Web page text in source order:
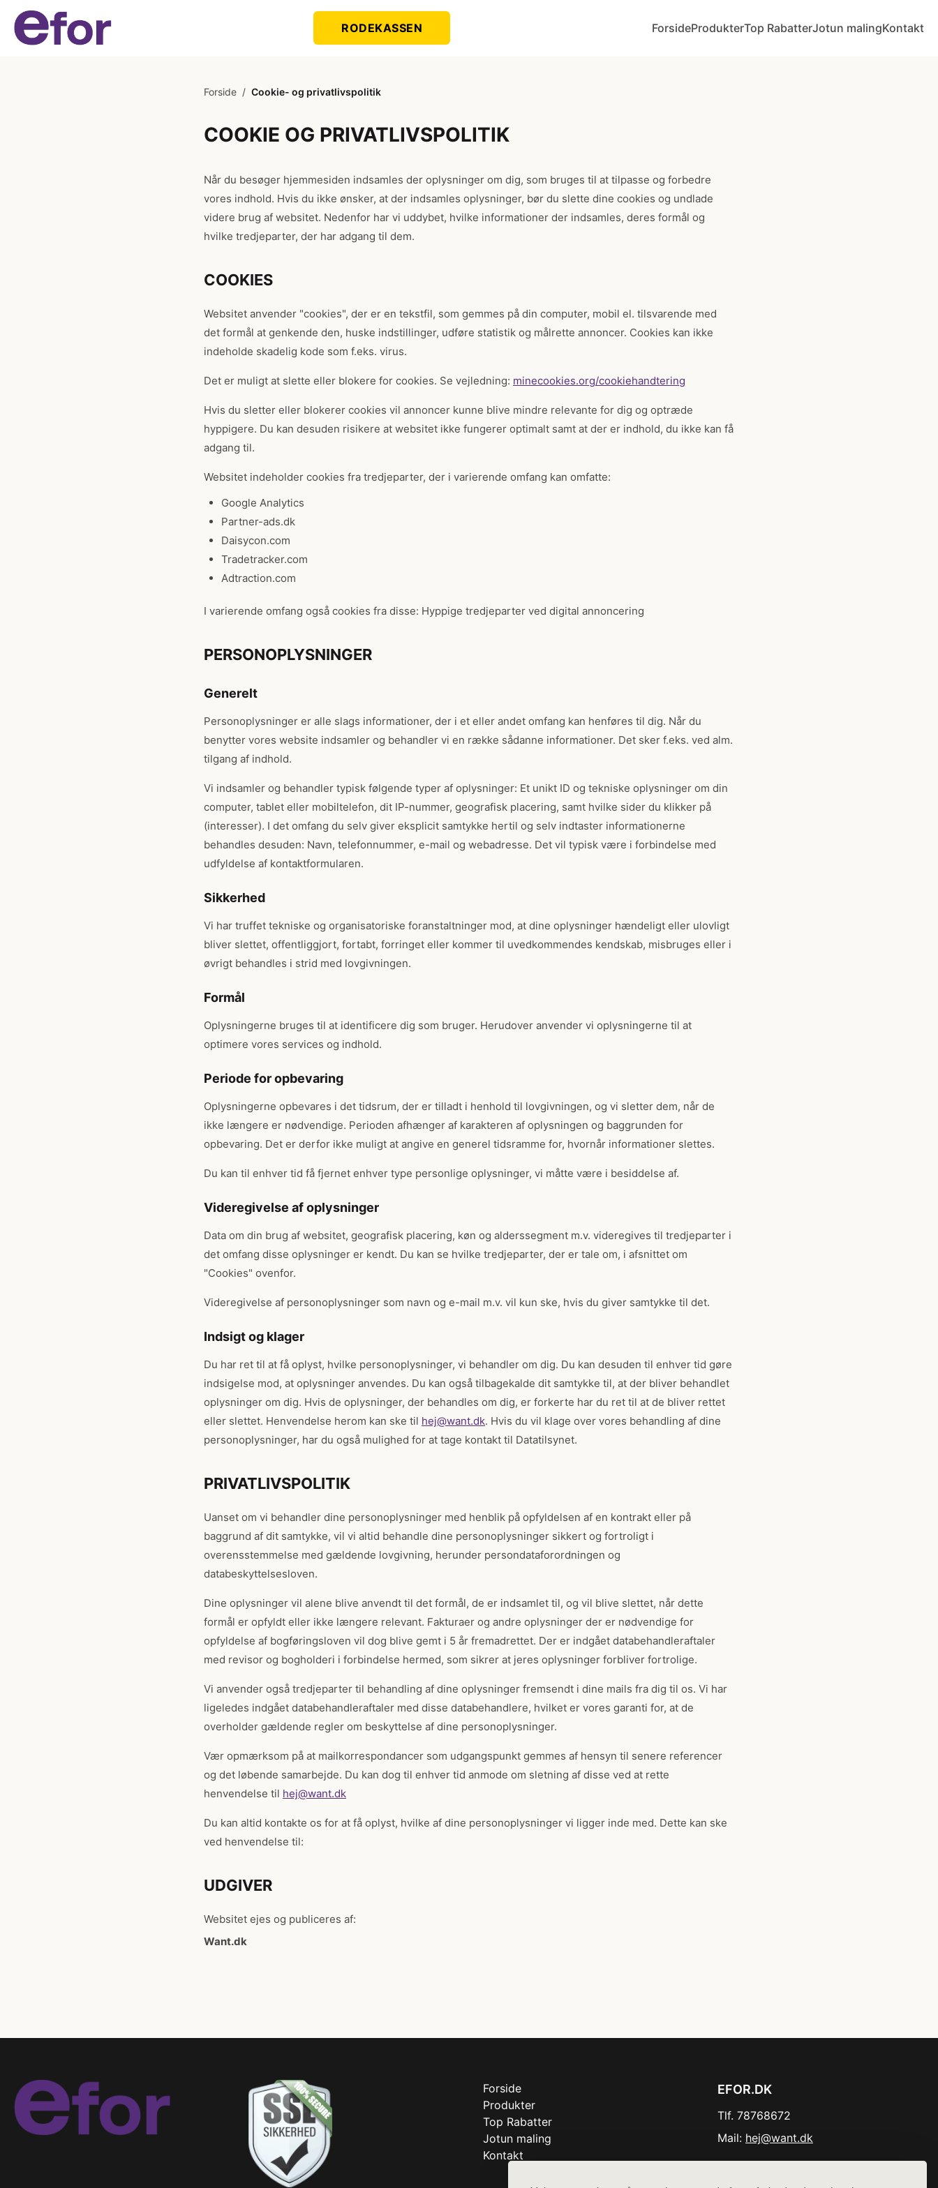
RODEKASSEN ForsideProdukterTop RabatterJotun malingKontakt
Forside / Cookie- og privatlivspolitik
COOKIE OG PRIVATLIVSPOLITIK
Når du besøger hjemmesiden indsamles der oplysninger om dig, som bruges til at tilpasse og forbedre
vores indhold. Hvis du ikke ønsker, at der indsamles oplysninger, bør du slette dine cookies og undlade
videre brug af websitet. Nedenfor har vi uddybet, hvilke informationer der indsamles, deres formål og
hvilke tredjeparter, der har adgang til dem.
COOKIES
Websitet anvender "cookies", der er en tekstfil, som gemmes på din computer, mobil el. tilsvarende med
det formål at genkende den, huske indstillinger, udføre statistik og målrette annoncer. Cookies kan ikke
indeholde skadelig kode som f.eks. virus.
Det er muligt at slette eller blokere for cookies. Se vejledning: minecookies.org/cookiehandtering
Hvis du sletter eller blokerer cookies vil annoncer kunne blive mindre relevante for dig og optræde
hyppigere. Du kan desuden risikere at websitet ikke fungerer optimalt samt at der er indhold, du ikke kan få
adgang til.
Websitet indeholder cookies fra tredjeparter, der i varierende omfang kan omfatte:
Google Analytics
Partner-ads.dk
Daisycon.com
Tradetracker.com
Adtraction.com
I varierende omfang også cookies fra disse: Hyppige tredjeparter ved digital annoncering
PERSONOPLYSNINGER
Generelt
Personoplysninger er alle slags informationer, der i et eller andet omfang kan henføres til dig. Når du
benytter vores website indsamler og behandler vi en række sådanne informationer. Det sker f.eks. ved alm.
tilgang af indhold.
Vi indsamler og behandler typisk følgende typer af oplysninger: Et unikt ID og tekniske oplysninger om din
computer, tablet eller mobiltelefon, dit IP-nummer, geografisk placering, samt hvilke sider du klikker på
(interesser). I det omfang du selv giver eksplicit samtykke hertil og selv indtaster informationerne
behandles desuden: Navn, telefonnummer, e-mail og webadresse. Det vil typisk være i forbindelse med
udfyldelse af kontaktformularen.
Sikkerhed
Vi har truffet tekniske og organisatoriske foranstaltninger mod, at dine oplysninger hændeligt eller ulovligt
bliver slettet, offentliggjort, fortabt, forringet eller kommer til uvedkommendes kendskab, misbruges eller i
øvrigt behandles i strid med lovgivningen.
Formål
Oplysningerne bruges til at identificere dig som bruger. Herudover anvender vi oplysningerne til at
optimere vores services og indhold.
Periode for opbevaring
Oplysningerne opbevares i det tidsrum, der er tilladt i henhold til lovgivningen, og vi sletter dem, når de
ikke længere er nødvendige. Perioden afhænger af karakteren af oplysningen og baggrunden for
opbevaring. Det er derfor ikke muligt at angive en generel tidsramme for, hvornår informationer slettes.
Du kan til enhver tid få fjernet enhver type personlige oplysninger, vi måtte være i besiddelse af.
Videregivelse af oplysninger
Data om din brug af websitet, geografisk placering, køn og alderssegment m.v. videregives til tredjeparter i
det omfang disse oplysninger er kendt. Du kan se hvilke tredjeparter, der er tale om, i afsnittet om
"Cookies" ovenfor.
Videregivelse af personoplysninger som navn og e-mail m.v. vil kun ske, hvis du giver samtykke til det.
Indsigt og klager
Du har ret til at få oplyst, hvilke personoplysninger, vi behandler om dig. Du kan desuden til enhver tid gøre
indsigelse mod, at oplysninger anvendes. Du kan også tilbagekalde dit samtykke til, at der bliver behandlet
oplysninger om dig. Hvis de oplysninger, der behandles om dig, er forkerte har du ret til at de bliver rettet
eller slettet. Henvendelse herom kan ske til hej@want.dk. Hvis du vil klage over vores behandling af dine
personoplysninger, har du også mulighed for at tage kontakt til Datatilsynet.
PRIVATLIVSPOLITIK
Uanset om vi behandler dine personoplysninger med henblik på opfyldelsen af en kontrakt eller på
baggrund af dit samtykke, vil vi altid behandle dine personoplysninger sikkert og fortroligt i
overensstemmelse med gældende lovgivning, herunder persondataforordningen og
databeskyttelsesloven.
Dine oplysninger vil alene blive anvendt til det formål, de er indsamlet til, og vil blive slettet, når dette
formål er opfyldt eller ikke længere relevant. Fakturaer og andre oplysninger der er nødvendige for
opfyldelse af bogføringsloven vil dog blive gemt i 5 år fremadrettet. Der er indgået databehandleraftaler
med revisor og bogholderi i forbindelse hermed, som sikrer at jeres oplysninger forbliver fortrolige.
Vi anvender også tredjeparter til behandling af dine oplysninger fremsendt i dine mails fra dig til os. Vi har
ligeledes indgået databehandleraftaler med disse databehandlere, hvilket er vores garanti for, at de
overholder gældende regler om beskyttelse af dine personoplysninger.
Vær opmærksom på at mailkorrespondancer som udgangspunkt gemmes af hensyn til senere referencer
og det løbende samarbejde. Du kan dog til enhver tid anmode om sletning af disse ved at rette
henvendelse til hej@want.dk
Du kan altid kontakte os for at få oplyst, hvilke af dine personoplysninger vi ligger inde med. Dette kan ske
ved henvendelse til:
UDGIVER
Websitet ejes og publiceres af:
Want.dk
Forside
Produkter
Top Rabatter
Jotun maling
Kontakt
EFOR.DK
Tlf. 78768672
Mail: hej@want.dk